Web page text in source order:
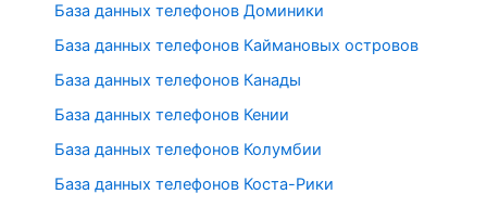
База данных телефонов Доминики
База данных телефонов Каймановых островов
База данных телефонов Канады
База данных телефонов Кении
База данных телефонов Колумбии
База данных телефонов Коста-Рики